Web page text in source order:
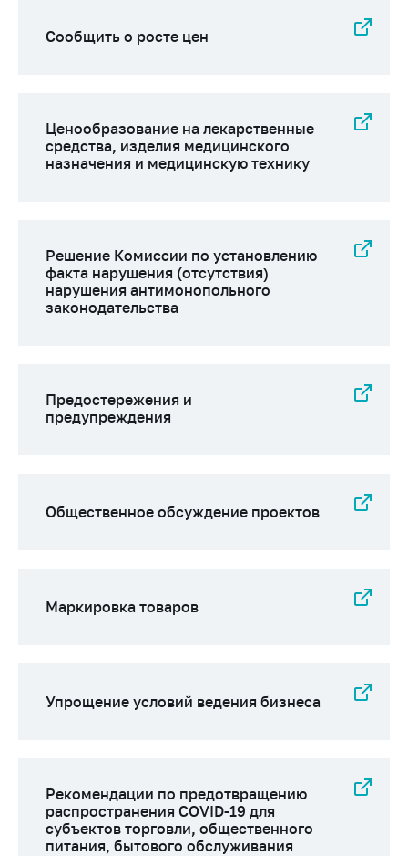
Сообщить о росте цен
Ценообразование на лекарственные
средства, изделия медицинского
назначения и медицинскую технику
Решение Комиссии по установлению
факта нарушения (отсутствия)
нарушения антимонопольного
законодательства
Предостережения и
предупреждения
Общественное обсуждение проектов
Маркировка товаров
Упрощение условий ведения бизнеса
Рекомендации по предотвращению
распространения COVID-19 для
субъектов торговли, общественного
питания, бытового обслуживания